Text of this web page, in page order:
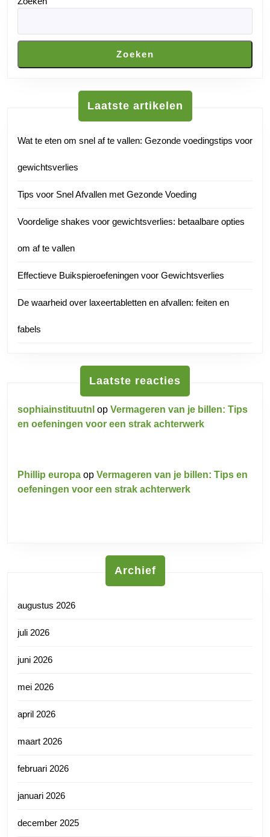
Zoeken
Laatste artikelen
Wat te eten om snel af te vallen: Gezonde voedingstips voor
gewichtsverlies
Tips voor Snel Afvallen met Gezonde Voeding
Voordelige shakes voor gewichtsverlies: betaalbare opties
om af te vallen
Effectieve Buikspieroefeningen voor Gewichtsverlies
De waarheid over laxeertabletten en afvallen: feiten en
fabels
Laatste reacties
sophiainstituutnl op Vermageren van je billen: Tips
en oefeningen voor een strak achterwerk
Phillip europa op Vermageren van je billen: Tips en
oefeningen voor een strak achterwerk
Archief
augustus 2026
juli 2026
juni 2026
mei 2026
april 2026
maart 2026
februari 2026
januari 2026
december 2025